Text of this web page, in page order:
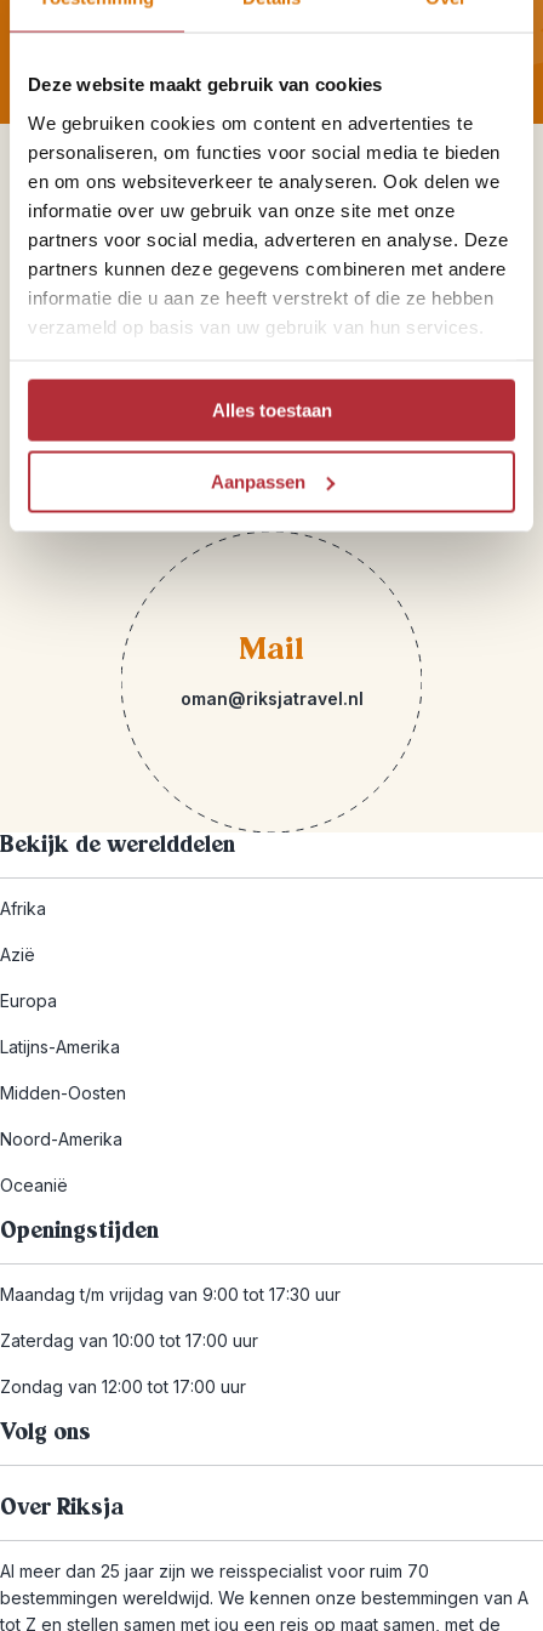
Deze website maakt gebruik van cookies
We gebruiken cookies om content en advertenties te
personaliseren, om functies voor social media te bieden
en om ons websiteverkeer te analyseren. Ook delen we
informatie over uw gebruik van onze site met onze
partners voor social media, adverteren en analyse. Deze
partners kunnen deze gegevens combineren met andere
informatie die u aan ze heeft verstrekt of die ze hebben
verzameld op basis van uw gebruik van hun services.
Alles toestaan
Aanpassen
Reisnieuwtjes?
Sparren of heb je vragen?
Telefoon
Mail
oman@riksjatravel.nl
Bekijk de werelddelen
Afrika
Azië
Europa
Latijns-Amerika
Midden-Oosten
Noord-Amerika
Oceanië
Openingstijden
Maandag t/m vrijdag van 9:00 tot 17:30 uur
Zaterdag van 10:00 tot 17:00 uur
Zondag van 12:00 tot 17:00 uur
Volg ons
Over Riksja
Al meer dan 25 jaar zijn we reisspecialist voor ruim 70
bestemmingen wereldwijd. We kennen onze bestemmingen van A
tot Z en stellen samen met jou een reis op maat samen, met de